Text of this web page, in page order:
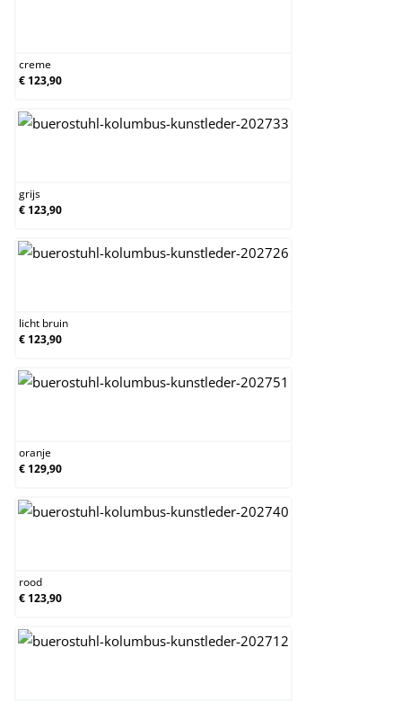
creme
€ 123,90
grijs
€ 123,90
licht bruin
€ 123,90
oranje
€ 129,90
rood
€ 123,90